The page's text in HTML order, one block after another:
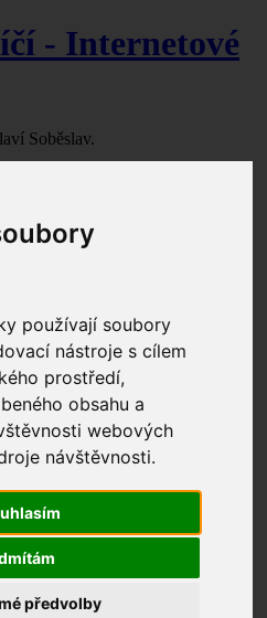
používají soubory
nástroje s cílem
prostředí,
obsahu a
webových
návštěvnosti.
předvolby
- Internetové
Soběslav.
dotací
zajímavosti